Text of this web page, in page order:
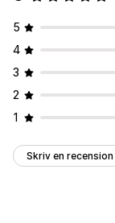
5
4
3
2
1
Skriv en recension